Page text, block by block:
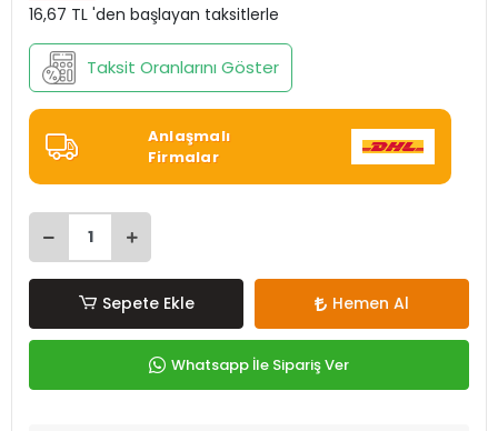
16,67 TL 'den başlayan taksitlerle
Taksit Oranlarını Göster
Anlaşmalı
Firmalar
Sepete Ekle Hemen Al
Whatsapp İle Sipariş Ver